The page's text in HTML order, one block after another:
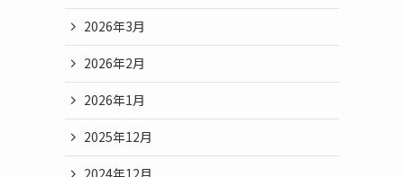
2026年3月
2026年2月
2026年1月
2025年12月